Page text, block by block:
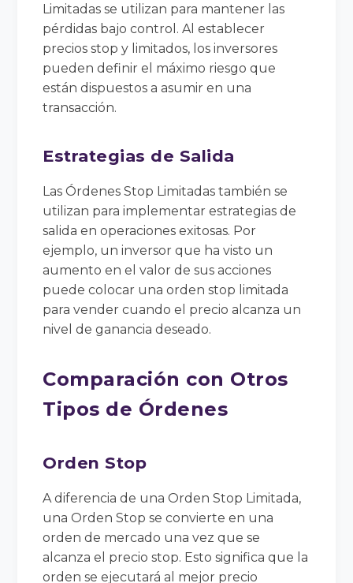
Limitadas se utilizan para mantener las
pérdidas bajo control. Al establecer
precios stop y limitados, los inversores
pueden definir el máximo riesgo que
están dispuestos a asumir en una
transacción.
Estrategias de Salida
Las Órdenes Stop Limitadas también se
utilizan para implementar estrategias de
salida en operaciones exitosas. Por
ejemplo, un inversor que ha visto un
aumento en el valor de sus acciones
puede colocar una orden stop limitada
para vender cuando el precio alcanza un
nivel de ganancia deseado.
Comparación con Otros
Tipos de Órdenes
Orden Stop
A diferencia de una Orden Stop Limitada,
una Orden Stop se convierte en una
orden de mercado una vez que se
alcanza el precio stop. Esto significa que la
orden se ejecutará al mejor precio